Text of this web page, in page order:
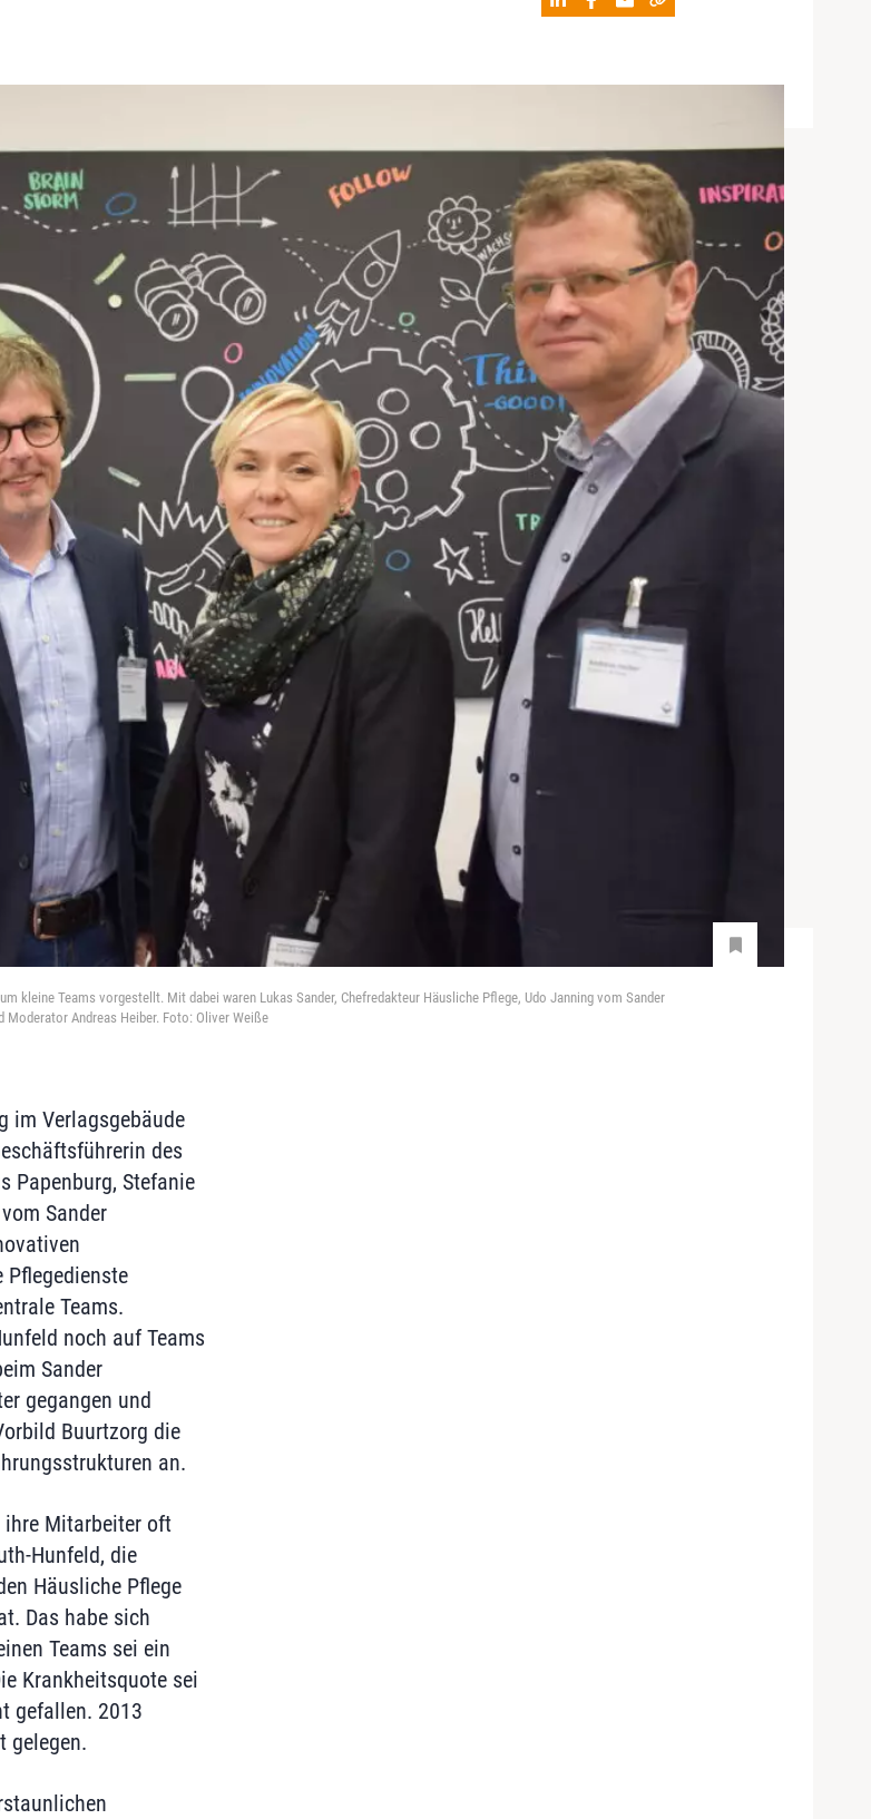
kleine Teams vorgestellt. Mit dabei waren Lukas Sander, Chefredakteur Häusliche Pflege, Udo Janning vom Sander
Moderator Andreas Heiber. Foto: Oliver Weiße
im Verlagsgebäude
des
Papenburg, Stefanie
Sander
Pflegedienste
Teams.
noch auf Teams
Sander
gegangen und
Buurtzorg die
an.
Mitarbeiter oft
Hunfeld, die
Häusliche Pflege
Das habe sich
Teams sei ein
Krankheitsquote sei
gefallen. 2013
gelegen.